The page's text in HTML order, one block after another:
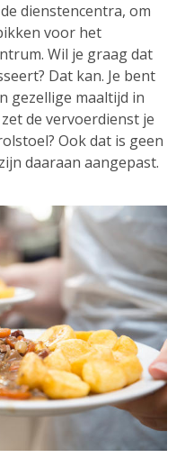
dienstencentra, om
voor het
Wil je graag dat
Dat kan. Je bent
gezellige maaltijd in
de vervoerdienst je
Ook dat is geen
daaraan aangepast.